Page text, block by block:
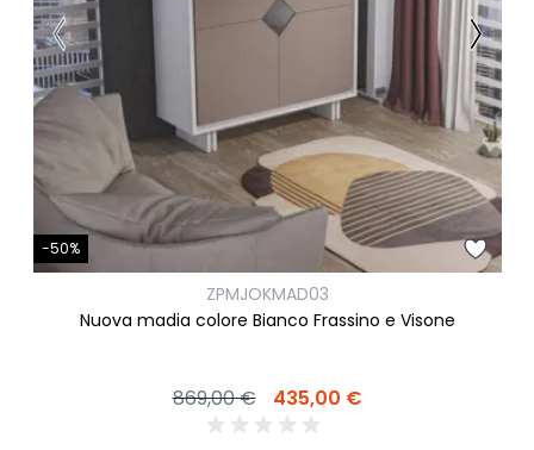
-50%
ZPMJOKMAD03
Nuova madia colore Bianco Frassino e Visone
869,00 € 435,00 €